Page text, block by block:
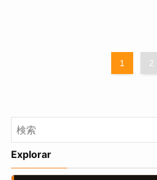
1 2
Explorar